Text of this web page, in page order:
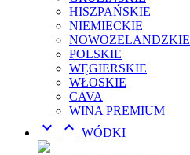
HISZPAŃSKIE
NIEMIECKIE
NOWOZELANDZKIE
POLSKIE
WĘGIERSKIE
WŁOSKIE
CAVA
WINA PREMIUM
  WÓDKI